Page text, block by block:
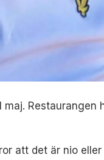
att det är nio